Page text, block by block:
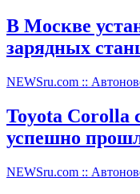
В Москве
зарядных
NEWSru.com ::
Toyota Corolla
успешно
NEWSru.com ::